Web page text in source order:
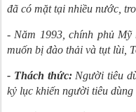
đã có mặt tại nhiều nước,
- Năm 1993, chính phủ Mỹ
muốn bị đào thải và tụt lùi,
- Thách thức:Người tiêu
kỷ lục khiến người tiêu